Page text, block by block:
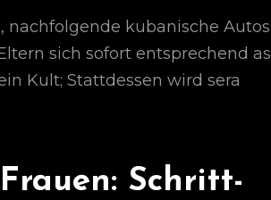
nachfolgende kubanische Autos
sich sofort entsprechend as
Kult; Stattdessen wird sera
Schritt-